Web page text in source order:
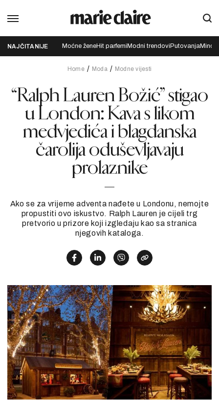
NAJČITANIJE Moćne ženeHit parfemi Modni trendovi Putovanja
Home Moda Modne vijesti
“Ralph Lauren Božić” stigao
u London: Kava s likom
medvjedića i blagdanska
čarolija oduševljavaju
prolaznike
Ako se za vrijeme adventa nađete u Londonu, nemojte
propustiti ovo iskustvo. Ralph Lauren je cijeli trg
pretvorio u prizore koji izgledaju kao sa stranica
njegovih kataloga.